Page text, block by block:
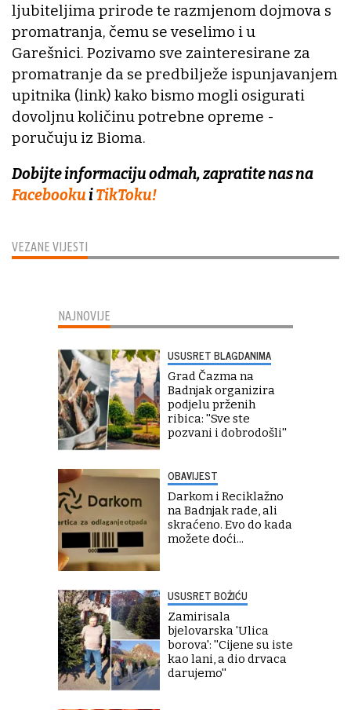
VEZANE VIJESTI
ljubiteljima prirode te razmjenom dojmova s
promatranja, čemu se veselimo i u
Garešnici. Pozivamo sve zainteresirane za
promatranje da se predbilježe ispunjavanjem
upitnika (link) kako bismo mogli osigurati
dovoljnu količinu potrebne opreme -
poručuju iz Bioma.
Dobijte informaciju odmah, zapratite nas na
FacebookuiTikToku!
NAJNOVIJE
USUSRET BLAGDANIMA
Grad Čazma na
Badnjak organizira
podjelu prženih
ribica: ''Sve ste
pozvani i dobrodošli''
OBAVIJEST
Darkom i Reciklažno
na Badnjak rade, ali
skraćeno. Evo do kada
možete doći...
USUSRET BOŽIĆU
Zamirisala
bjelovarska 'Ulica
borova': ''Cijene su iste
kao lani, a dio drvaca
darujemo''